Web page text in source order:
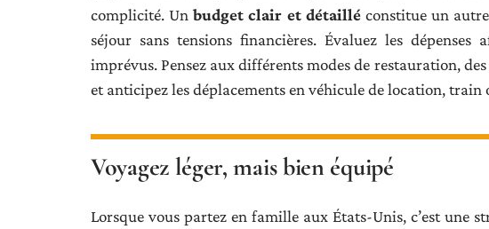
complicité. Unbudget clair et détailléconstitue un
séjour sans tensions financières. Évaluez les
imprévus. Pensez aux différents modes de restauration,
et anticipez les déplacements en véhicule de location,
Voyagez léger, mais bien équipé
Lorsque vous partez en famille aux États-Unis, c’est une